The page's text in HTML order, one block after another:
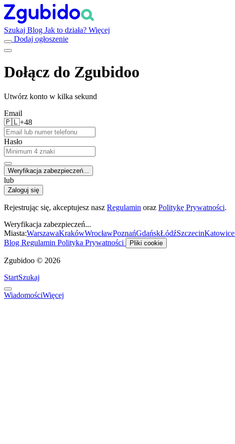
Szukaj Blog Jak to działa? Więcej
Dodaj ogłoszenie
Dołącz do Zgubidoo
Utwórz konto w kilka sekund
Email
🇵🇱+48
Hasło
Weryfikacja zabezpieczeń...
lub
Zaloguj się
Rejestrując się, akceptujesz nasz Regulamin oraz Politykę Prywatności.
Weryfikacja zabezpieczeń...
Miasta:WarszawaKrakówWrocławPoznańGdańskŁódźSzczecinKatowice
Blog Regulamin Polityka Prywatności Pliki cookie
Zgubidoo © 2026
StartSzukaj
WiadomościWięcej